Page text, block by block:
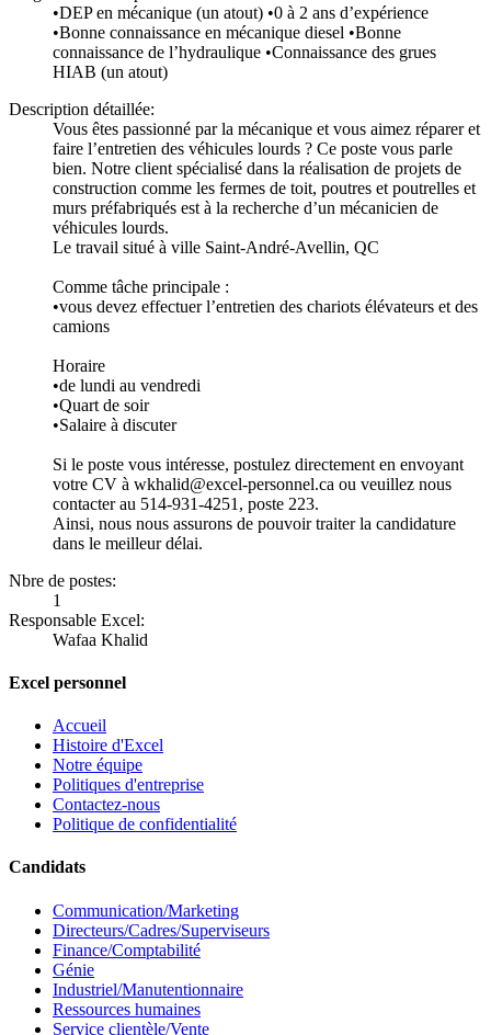
•DEP en mécanique (un atout) •0 à 2 ans d’expérience
•Bonne connaissance en mécanique diesel •Bonne
connaissance de l’hydraulique •Connaissance des grues
HIAB (un atout)
Description détaillée:
Vous êtes passionné par la mécanique et vous aimez réparer et
faire l’entretien des véhicules lourds ? Ce poste vous parle
bien. Notre client spécialisé dans la réalisation de projets de
construction comme les fermes de toit, poutres et poutrelles et
murs préfabriqués est à la recherche d’un mécanicien de
véhicules lourds.
Le travail situé à ville Saint-André-Avellin, QC
Comme tâche principale :
•vous devez effectuer l’entretien des chariots élévateurs et des
camions
Horaire
•de lundi au vendredi
•Quart de soir
•Salaire à discuter
Si le poste vous intéresse, postulez directement en envoyant
votre CV à wkhalid@excel-personnel.ca ou veuillez nous
contacter au 514-931-4251, poste 223.
Ainsi, nous nous assurons de pouvoir traiter la candidature
dans le meilleur délai.
Nbre de postes:
1
Responsable Excel:
Wafaa Khalid
Excel personnel
Accueil
Histoire d'Excel
Notre équipe
Politiques d'entreprise
Contactez-nous
Politique de confidentialité
Candidats
Communication/Marketing
Directeurs/Cadres/Superviseurs
Finance/Comptabilité
Génie
Industriel/Manutentionnaire
Ressources humaines
Service clientèle/Vente